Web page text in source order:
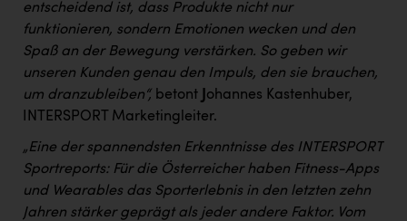
entscheidend ist, dass Produkte nicht nur
funktionieren, sondern Emotionen wecken und den
Spaß an der Bewegung verstärken. So geben wir
unseren Kunden genau den Impuls, den sie brauchen,
um dranzubleiben“, betont
ohannes Kastenhuber,
INTERSPORT Marketingleiter.
„Eine der spannendsten Erkenntnisse des INTERSPORT
Sportreports: Für die Österreicher haben Fitness-Apps
und Wearables das Sporterlebnis in den letzten zehn
Jahren stärker geprägt als jeder andere Faktor. Vom